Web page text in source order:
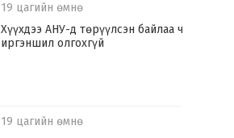
19 цагийн өмнө
Хүүхдээ АНУ-д төрүүлсэн байлаа ч
иргэншил олгохгүй
19 цагийн өмнө